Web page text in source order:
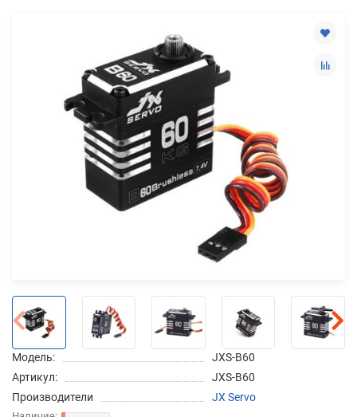
Модель:
JXS-B60
Артикул:
JXS-B60
Производители
JX Servo
Добавляйте товары
в корзину
Оплачивайте сегодня только
% картой любого банка
Получайте товар
выбранный способом
списыватьсяс вашей карты
по 25%каждые 2 недели